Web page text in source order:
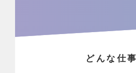
どんな仕